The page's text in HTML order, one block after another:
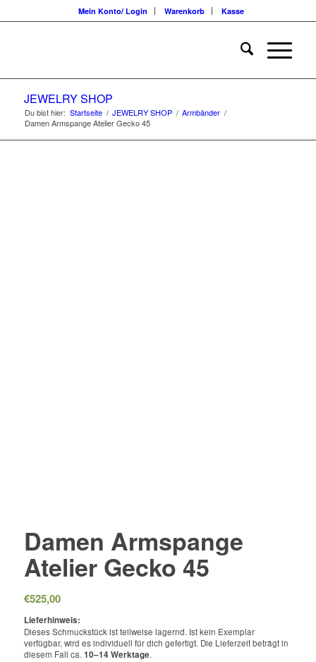
Mein Konto/ Login Warenkorb Kasse
JEWELRY SHOP
Du bist hier: Startseite / JEWELRY SHOP / Armbänder /
Damen Armspange Atelier Gecko 45
Damen Armspange
Atelier Gecko 45
€525,00
Lieferhinweis:
Dieses Schmuckstück ist teilweise lagernd. Ist kein Exemplar
verfügbar, wird es individuell für dich gefertigt. Die Lieferzeit beträgt in
diesem Fall ca. 10–14 Werktage.